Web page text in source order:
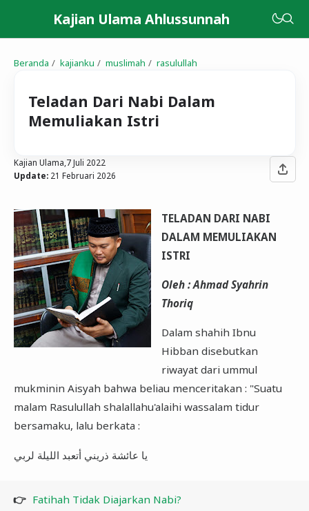
Kajian Ulama Ahlussunnah
Beranda kajianku muslimah rasulullah
Teladan Dari Nabi Dalam
Memuliakan Istri
Kajian Ulama, 7 Juli 2022
Update: 21 Februari 2026
TELADAN DARI NABI
DALAM MEMULIAKAN
ISTRI
Oleh : Ahmad Syahrin
Thoriq
Dalam shahih Ibnu
Hibban disebutkan
riwayat dari ummul
mukminin Aisyah bahwa beliau menceritakan : "Suatu
malam Rasulullah shalallahu'alaihi wassalam tidur
bersamaku, lalu berkata :
يا عائشة ذريني أتعبد الليلة لربي
👉 Fatihah Tidak Diajarkan Nabi?